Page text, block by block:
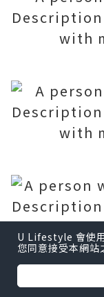
U Lifestyle 會使
您同意接受本網站